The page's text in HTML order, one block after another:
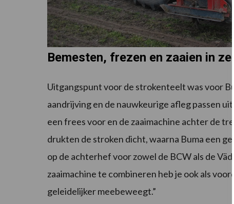
Bemesten, frezen en zaaien in
Uitgangspunt voor de strokenteelt was voor
aandrijving en de nauwkeurige afleg passen
een frees voor en de zaaimachine achter de
drukten de stroken dicht, waarna Buma een
op de achterhef voor zowel de BCW als de
zaaimachine te combineren heb je ook als
geleidelijker meebeweegt.”